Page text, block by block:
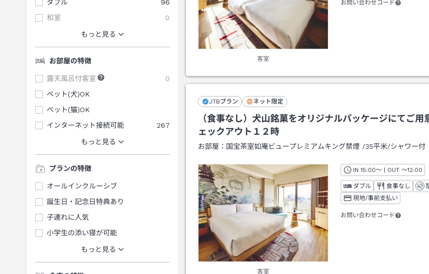
ダブル
96
和室
0
もっと見る
お部屋の特徴
露天風呂付客室
0
ペット(犬)OK
ペット(猫)OK
インターネット接続可能
267
もっと見る
プランの特徴
オールインクルーシブ
誕生日・記念日特典あり
子連れに人気
小学生の添い寝が可能
もっと見る
客室
お問い合わせコード
JTBプラン ネット限定
（食事なし）犬山銘菓をオリジナルパッケージにてご用
ェックアウト１２時
お部屋： 国宝茶室如庵ビュープレミアムキング禁煙/35平米/シャワー付
客室
IN チェックイン
15:00～ | OUT チェック
～12:00
ダブル 食事なし
現地/事前支払い
お問い合わせコード